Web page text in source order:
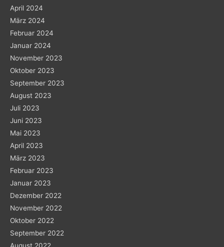
April 2024
März 2024
Februar 2024
Januar 2024
November 2023
Oktober 2023
September 2023
August 2023
Juli 2023
Juni 2023
Mai 2023
April 2023
März 2023
Februar 2023
Januar 2023
Dezember 2022
November 2022
Oktober 2022
September 2022